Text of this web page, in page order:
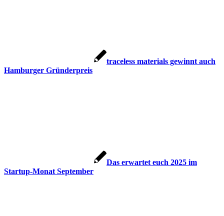
traceless materials gewinnt auch
Hamburger Gründerpreis
Das erwartet euch 2025 im
Startup-Monat September